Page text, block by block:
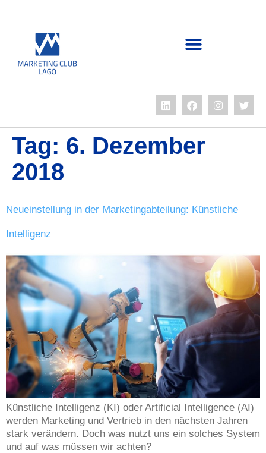
Tag: 6. Dezember
2018
Neueinstellung in der Marketingabteilung: Künstliche
Intelligenz
Künstliche Intelligenz (KI) oder Artificial Intelligence (AI)
werden Marketing und Vertrieb in den nächsten Jahren
stark verändern. Doch was nutzt uns ein solches System
und auf was müssen wir achten?